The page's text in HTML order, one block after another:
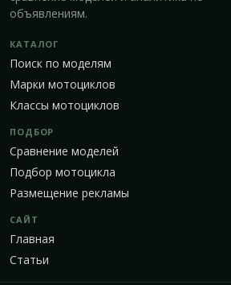
объявлениям.
КАТАЛОГ
Поиск по моделям
Марки мотоциклов
Классы мотоциклов
ПОДБОР
Сравнение моделей
Подбор мотоцикла
Размещение рекламы
САЙТ
Главная
Статьи